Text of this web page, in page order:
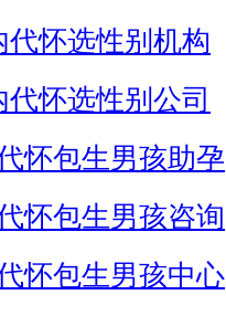
代怀选性别机构
代怀选性别公司
怀包生男孩助孕
怀包生男孩咨询
怀包生男孩中心